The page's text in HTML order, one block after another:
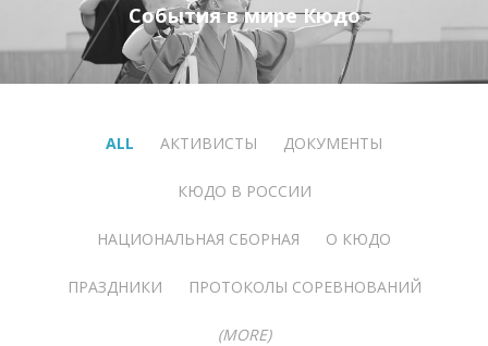
События в мире Кюдо
ALL АКТИВИСТЫ ДОКУМЕНТЫ
КЮДО В РОССИИ
НАЦИОНАЛЬНАЯ СБОРНАЯ О КЮДО
ПРАЗДНИКИ ПРОТОКОЛЫ СОРЕВНОВАНИЙ
(MORE)